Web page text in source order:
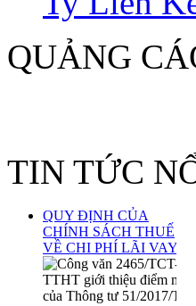
QUẢNG
TIN TỨC
QUY ĐỊNH CỦA
CHÍNH SÁCH THUẾ
VỀ CHI PHÍ LÃI VAY